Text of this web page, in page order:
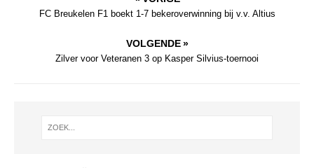
FC Breukelen F1 boekt 1-7 bekeroverwinning bij v.v. Altius
VOLGENDE »
Zilver voor Veteranen 3 op Kasper Silvius-toernooi